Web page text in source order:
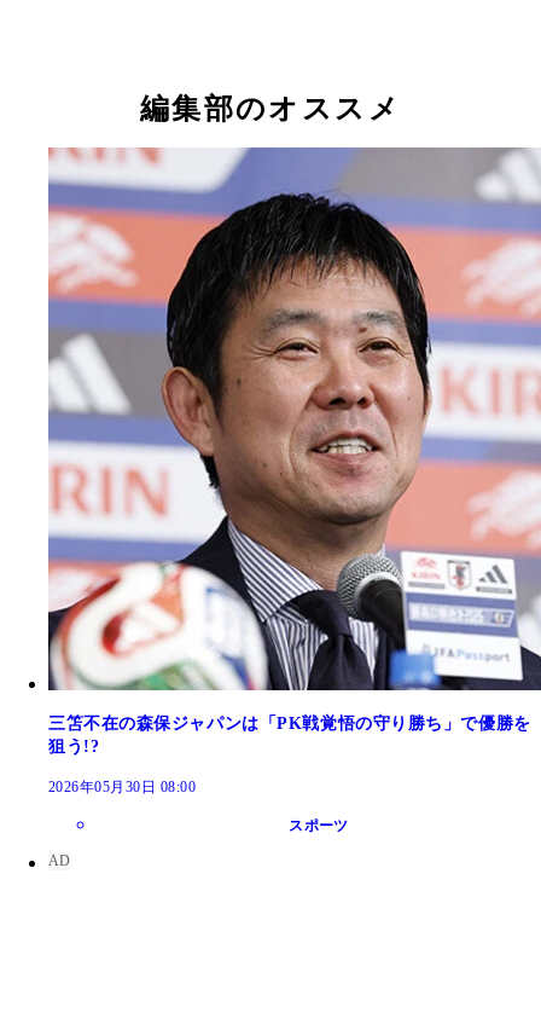
者の道へ。1998年から日本代表の監督を務め、「
ト3」の戦術を武器に、2002年日韓W杯で史上初の
た名将
編集部のオススメ
三笘不在の森保ジャパンは「PK戦覚悟の守り勝ち」で優勝を
狙う!?
2026年05月30日 08:00
スポーツ